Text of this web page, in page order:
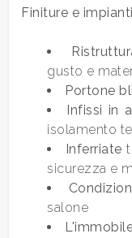
Finiture e
gusto e
Portone
Infissi in
isolamento
Inferriate
sicurezza e
salone
minimi
Qualsiasi